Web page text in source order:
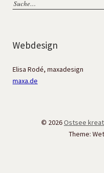
Webdesign
Elisa Rodé, maxadesign
maxa.de
© 2026Ostsee
Theme: